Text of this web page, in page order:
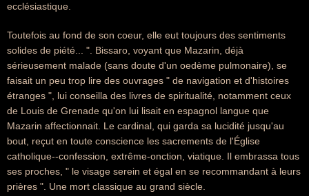
ecclésiastique.
Toutefois au fond de son coeur, elle eut toujours des sentiments
solides de piété... ". Bissaro, voyant que Mazarin, déjà
sérieusement malade (sans doute d'un oedème pulmonaire), se
faisait un peu trop lire des ouvrages " de navigation et d'histoires
étranges ", lui conseilla des livres de spiritualité, notamment ceux
de Louis de Grenade qu'on lui lisait en espagnol langue que
Mazarin affectionnait. Le cardinal, qui garda sa lucidité jusqu'au
bout, reçut en toute conscience les sacrements de l'Église
catholique--confession, extrême-onction, viatique. Il embrassa tous
ses proches, " le visage serein et égal en se recommandant à leurs
prières ". Une mort classique au grand siècle.